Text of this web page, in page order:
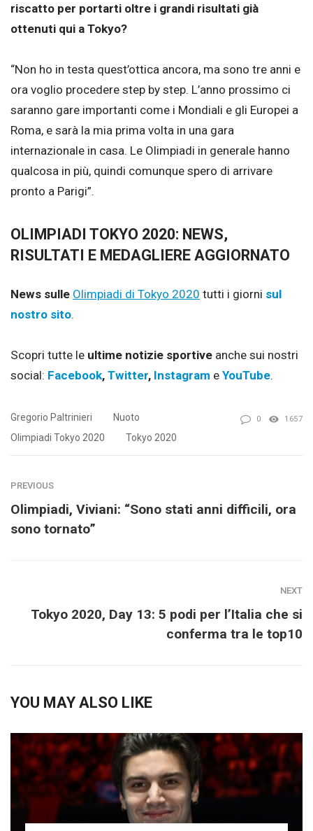
riscatto per portarti oltre i grandi risultati già
ottenuti qui a Tokyo?
“Non ho in testa quest’ottica ancora, ma sono tre anni e
ora voglio procedere step by step. L’anno prossimo ci
saranno gare importanti come i Mondiali e gli Europei a
Roma, e sarà la mia prima volta in una gara
internazionale in casa. Le Olimpiadi in generale hanno
qualcosa in più, quindi comunque spero di arrivare
pronto a Parigi”.
OLIMPIADI TOKYO 2020: NEWS,
RISULTATI E MEDAGLIERE AGGIORNATO
News sulle Olimpiadi di Tokyo 2020 tutti i giorni sul
nostro sito.
Scopri tutte le ultime notizie sportive anche sui nostri
social: Facebook, Twitter, Instagram e YouTube.
Gregorio Paltrinieri
Nuoto
Olimpiadi Tokyo 2020
Tokyo 2020
0 1657
PREVIOUS
Olimpiadi, Viviani: “Sono stati anni difficili, ora
sono tornato”
NEXT
Tokyo 2020, Day 13: 5 podi per l’Italia che si
conferma tra le top10
YOU MAY ALSO LIKE